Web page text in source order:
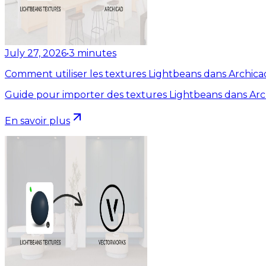
July 27, 2026•3 minutes
Comment utiliser les textures Lightbeans dans
Guide pour importer des textures Lightbeans dans
En savoir plus